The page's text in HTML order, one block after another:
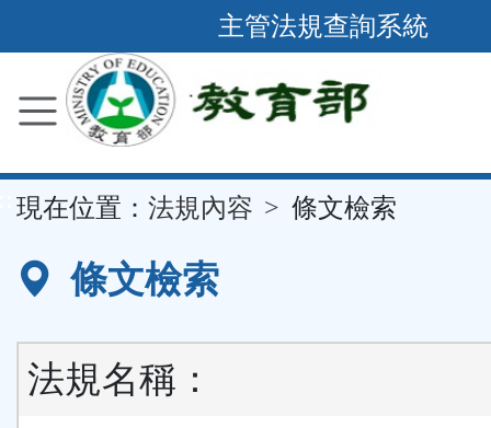
到
要
容
區
主管法規查詢系統
現在位置： 法規內容 條文檢索
條文檢索
法規名稱：